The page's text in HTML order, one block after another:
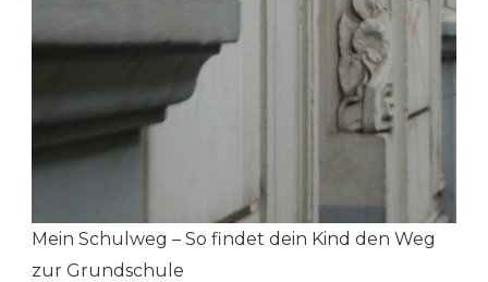
Mein Schulweg – So findet dein Kind den Weg
zur Grundschule